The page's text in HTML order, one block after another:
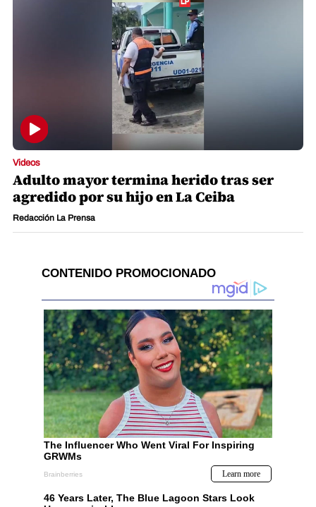
Videos
Adulto mayor termina herido tras ser
agredido por su hijo en La Ceiba
Redacción La Prensa